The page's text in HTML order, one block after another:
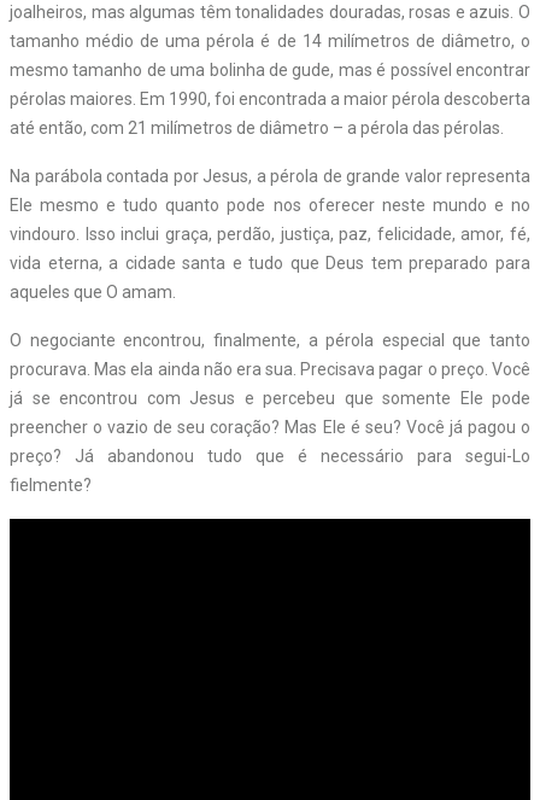
joalheiros, mas algumas têm tonalidades douradas, rosas e azuis. O
tamanho médio de uma pérola é de 14 milímetros de diâmetro, o
mesmo tamanho de uma bolinha de gude, mas é possível encontrar
pérolas maiores. Em 1990, foi encontrada a maior pérola descoberta
até então, com 21 milímetros de diâmetro – a pérola das pérolas.
Na parábola contada por Jesus, a pérola de grande valor representa
Ele mesmo e tudo quanto pode nos oferecer neste mundo e no
vindouro. Isso inclui graça, perdão, justiça, paz, felicidade, amor, fé,
vida eterna, a cidade santa e tudo que Deus tem preparado para
aqueles que O amam.
O negociante encontrou, finalmente, a pérola especial que tanto
procurava. Mas ela ainda não era sua. Precisava pagar o preço. Você
já se encontrou com Jesus e percebeu que somente Ele pode
preencher o vazio de seu coração? Mas Ele é seu? Você já pagou o
preço? Já abandonou tudo que é necessário para segui-Lo
fielmente?